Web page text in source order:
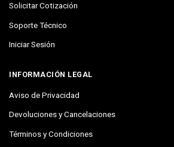
Solicitar Cotización
Soporte Técnico
Iniciar Sesión
INFORMACIÓN LEGAL
Aviso de Privacidad
Devoluciones y Cancelaciones
Términos y Condiciones